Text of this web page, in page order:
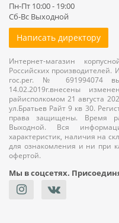
Пн-Пт 10:00 - 19:00
Сб-Вс Выходной
Написать директору
Интернет-магазин
Российских
гос.рег. № 691994074
14.02.2019г.внесены
райисполкомом 21 августа
ул.Братьев Райт 9 кв 30.
права защищены. Время
Выходной. Вся
характеристик, наличия на
для ознакомления и ни при
офертой.
Мы в соцсетях.